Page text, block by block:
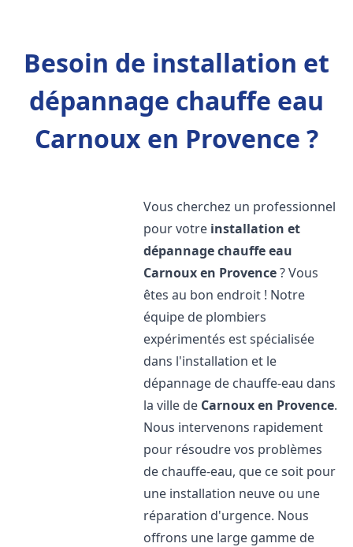
Besoin de installation et
dépannage chauffe eau
Carnoux en Provence ?
Vous cherchez un professionnel
pour votre installation et
dépannage chauffe eau
Carnoux en Provence? Vous
êtes au bon endroit ! Notre
équipe de plombiers
expérimentés est spécialisée
dans l'installation et le
dépannage de chauffe-eau dans
la ville de Carnoux en Provence.
Nous intervenons rapidement
pour résoudre vos problèmes
de chauffe-eau, que ce soit pour
une installation neuve ou une
réparation d'urgence. Nous
offrons une large gamme de